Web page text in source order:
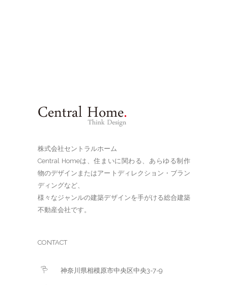
株式会社セントラルホーム
Central Homeは、住まいに関わる、あらゆる制作
物のデザインまたはアートディレクション・ブラン
ディングなど、
様々なジャンルの建築デザインを手がける総合建築
不動産会社です。
CONTACT
神奈川県相模原市中央区中央3-7-9